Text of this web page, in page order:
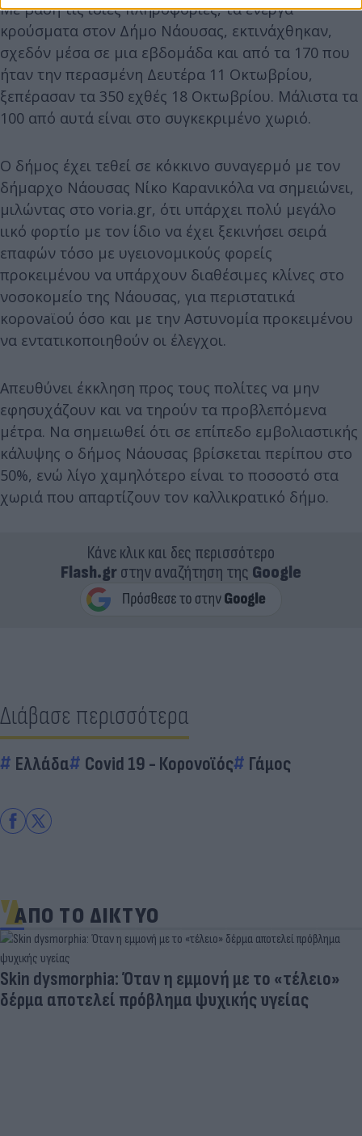
Με βάση τις ίδιες πληροφορίες, τα ενεργά
κρούσματα στον Δήμο Νάουσας, εκτινάχθηκαν,
σχεδόν μέσα σε μια εβδομάδα και από τα 170 που
ήταν την περασμένη Δευτέρα 11 Οκτωβρίου,
ξεπέρασαν τα 350 εχθές 18 Οκτωβρίου. Μάλιστα τα
100 από αυτά είναι στο συγκεκριμένο χωριό.
Ο δήμος έχει τεθεί σε κόκκινο συναγερμό με τον
δήμαρχο Νάουσας Νίκο Καρανικόλα να σημειώνει,
μιλώντας στο voria.gr, ότι υπάρχει πολύ μεγάλο
ιικό φορτίο με τον ίδιο να έχει ξεκινήσει σειρά
επαφών τόσο με υγειονομικούς φορείς
προκειμένου να υπάρχουν διαθέσιμες κλίνες στο
νοσοκομείο της Νάουσας, για περιστατικά
κορoνaϊού όσο και με την Aστυνομία προκειμένου
να εντατικοποιηθούν οι έλεγχοι.
Απευθύνει έκκληση προς τους πολίτες να μην
εφησυχάζουν και να τηρούν τα προβλεπόμενα
μέτρα. Να σημειωθεί ότι σε επίπεδο εμβολιαστικής
κάλυψης ο δήμος Νάουσας βρίσκεται περίπου στο
50%, ενώ λίγο χαμηλότερο είναι το ποσοστό στα
χωριά που απαρτίζουν τον καλλικρατικό δήμο.
Κάνε κλικ και δες περισσότερο
Flash.grστην αναζήτηση της Google
Διάβασε περισσότερα
Ελλάδα Covid 19 - Κορονοϊός Γάμος
ΑΠΟ ΤΟ ΔΙΚΤΥΟ
Skin dysmorphia: Όταν η εμμονή με το «τέλειο»
δέρμα αποτελεί πρόβλημα ψυχικής υγείας